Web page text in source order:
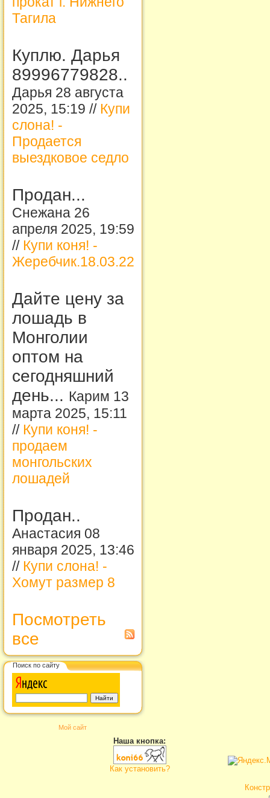
Тагила
Куплю. Дарья
89996779828..
Дарья 28 августа
2025, 15:19 // Купи
слона! -
Продается
выездковое седло
Продан...
Снежана 26
апреля 2025, 19:59
// Купи коня! -
Жеребчик.18.03.22
Дайте цену за
лошадь в
Монголии
оптом на
сегодняшний
день... Карим 13
марта 2025, 15:11
// Купи коня! -
продаем
монгольских
лошадей
Продан..
Анастасия 08
января 2025, 13:46
// Купи слона! -
Хомут размер 8
Посмотреть
все
Поиск по сайту
Мой сайт
Наша кнопка:
Как установить?